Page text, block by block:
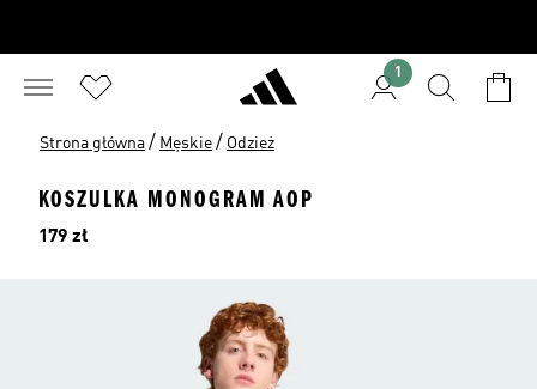
1
Strona główna / Męskie / Odzież
KOSZULKA MONOGRAM AOP
Cena
179 zł